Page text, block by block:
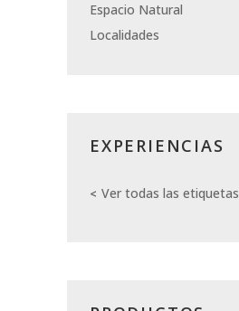
Espacio Natural
Localidades
EXPERIENCIAS
Ver todas las etiquetas